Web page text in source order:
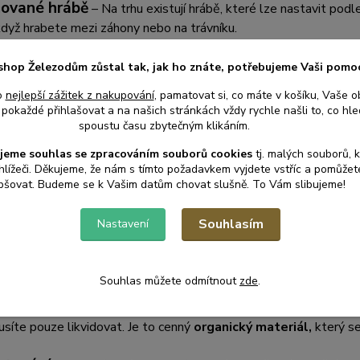
hrábě– Na trhu existují hrábě, které lze nastavit
hrabete mezi záhony nebo na trávníku.
techniky hrabání
od okraje:Hrabání je nejefektivnější, pokud začnete od
Mokré listí je těžké a lepí se, což
listí na hromady:
Při hrabání sesbírejte listí na několik
nebo odvezete. To vám ušetří čas a práci.
s nasbíraným listím?
pouze likvidovat. Je to cenný organický materiál, který
Železodům zůstal tak, jak ho znáte, potřebujeme Vaši
nejlepší zážitek z nakupování, pamatovat si, co máte v košíku, Vaše
přihlašovat a na našich stránkách vždy rychle našli to, co
spoustu času zbytečným klikáním.
souhlas se zpracováním souborů cookies tj. malých souborů,
Děkujeme, že nám s tímto požadavkem vyjdete vstříc a
Budeme se k Vašim datům chovat slušně. To Vám slibujeme!
Nastavení Souhlasím
Souhlas můžete odmítnout zde.